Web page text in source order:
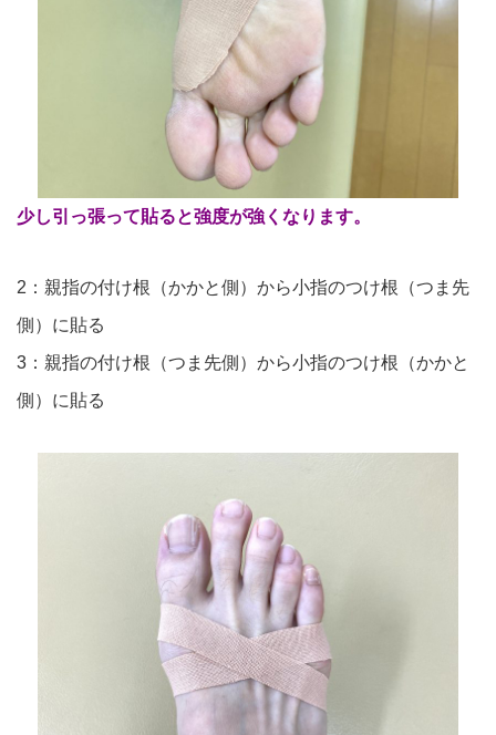
少し引っ張って貼ると強度が強くなります。
2：親指の付け根（かかと側）から小指のつけ根（つま先
側）に貼る
3：親指の付け根（つま先側）から小指のつけ根（かかと
側）に貼る